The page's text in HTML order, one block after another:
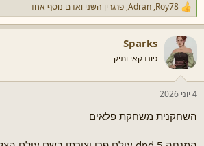
ר
ג
ש
ת
:
Roy78
,
Adran
, פרגרין השני ואדם נוסף אחד
Sparks
פונדקאי ותיק
4 יוני 2026
השחקנית משחקת פלאים